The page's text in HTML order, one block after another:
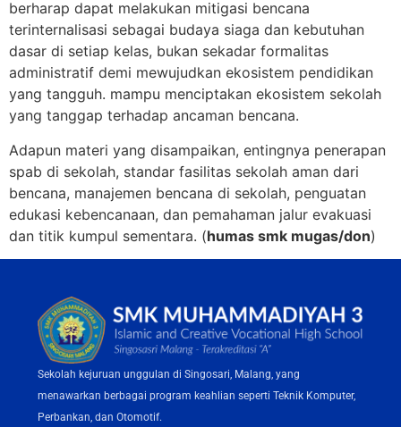
berharap dapat melakukan mitigasi bencana
terinternalisasi sebagai budaya siaga dan kebutuhan
dasar di setiap kelas, bukan sekadar formalitas
administratif demi mewujudkan ekosistem pendidikan
yang tangguh. mampu menciptakan ekosistem sekolah
yang tanggap terhadap ancaman bencana.
Adapun materi yang disampaikan, entingnya penerapan
spab di sekolah, standar fasilitas sekolah aman dari
bencana, manajemen bencana di sekolah, penguatan
edukasi kebencanaan, dan pemahaman jalur evakuasi
dan titik kumpul sementara. (humas smk mugas/don)
Sekolah kejuruan unggulan di Singosari, Malang, yang
menawarkan berbagai program keahlian seperti Teknik Komputer,
Perbankan, dan Otomotif.